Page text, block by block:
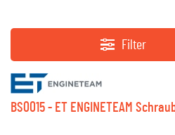
Filter
BS0015 - ET ENGINETEAM